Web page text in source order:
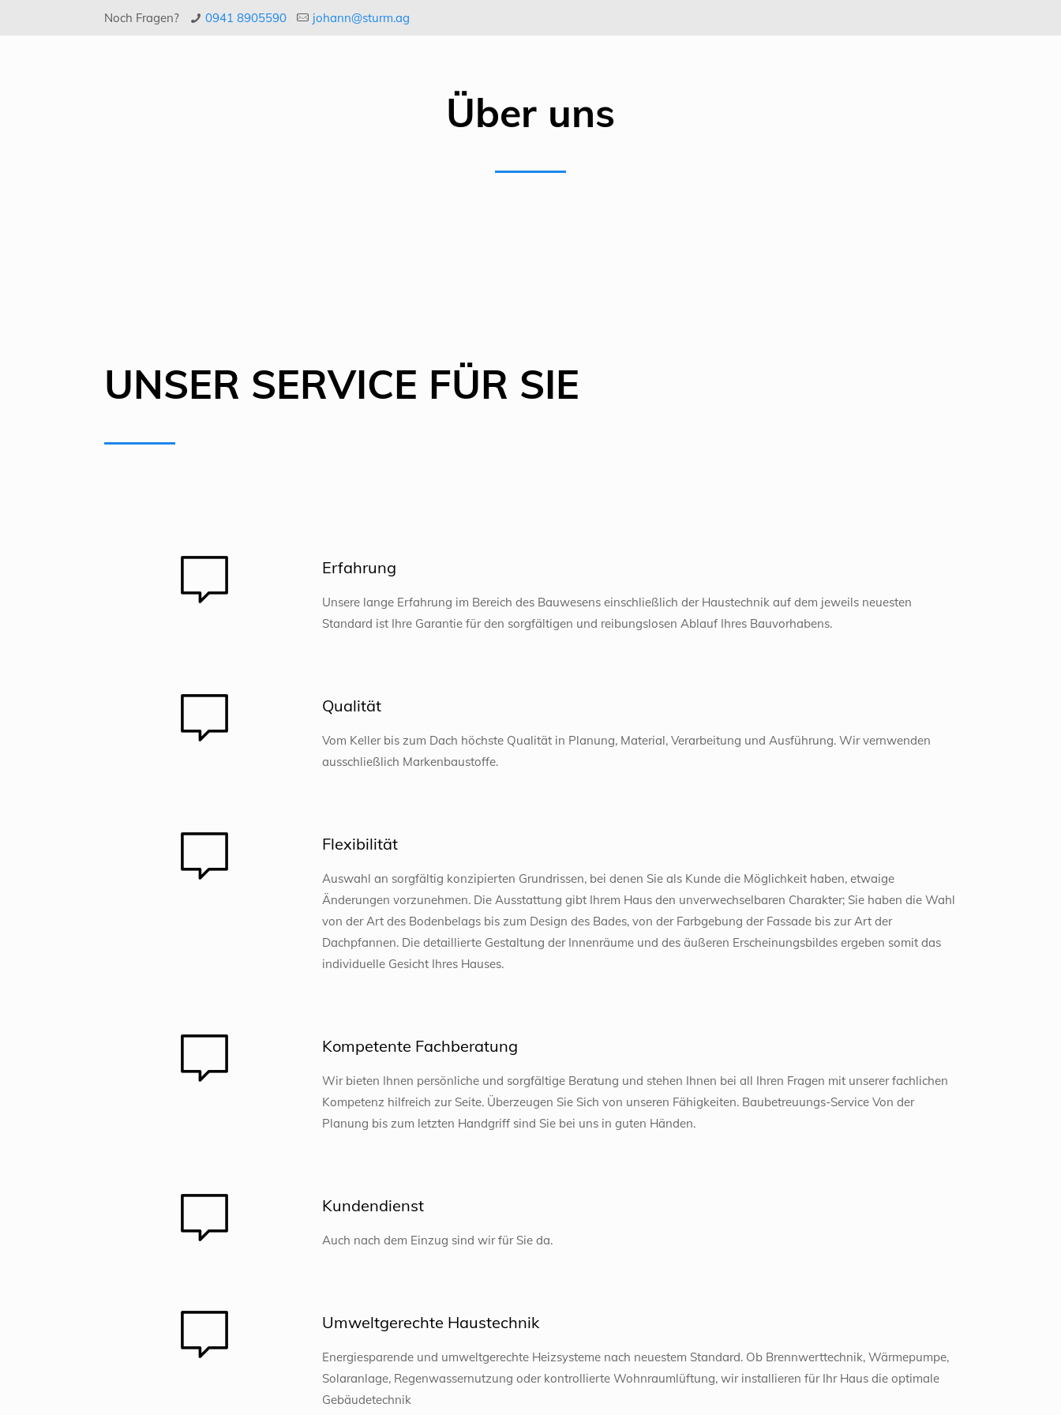
Noch Fragen? 0941 8905590 johann@sturm.ag
Über uns
UNSER SERVICE FÜR SIE
Erfahrung
Unsere lange Erfahrung im Bereich des Bauwesens einschließlich der Haustechnik auf dem jeweils neuesten
Standard ist Ihre Garantie für den sorgfältigen und reibungslosen Ablauf Ihres Bauvorhabens.
Qualität
Vom Keller bis zum Dach höchste Qualität in Planung, Material, Verarbeitung und Ausführung. Wir vernwenden
ausschließlich Markenbaustoffe.
Flexibilität
Auswahl an sorgfältig konzipierten Grundrissen, bei denen Sie als Kunde die Möglichkeit haben, etwaige
Änderungen vorzunehmen. Die Ausstattung gibt Ihrem Haus den unverwechselbaren Charakter; Sie haben die Wahl
von der Art des Bodenbelags bis zum Design des Bades, von der Farbgebung der Fassade bis zur Art der
Dachpfannen. Die detaillierte Gestaltung der Innenräume und des äußeren Erscheinungsbildes ergeben somit das
individuelle Gesicht Ihres Hauses.
Kompetente Fachberatung
Wir bieten Ihnen persönliche und sorgfältige Beratung und stehen Ihnen bei all Ihren Fragen mit unserer fachlichen
Kompetenz hilfreich zur Seite. Überzeugen Sie Sich von unseren Fähigkeiten. Baubetreuungs-Service Von der
Planung bis zum letzten Handgriff sind Sie bei uns in guten Händen.
Kundendienst
Auch nach dem Einzug sind wir für Sie da.
Umweltgerechte Haustechnik
Energiesparende und umweltgerechte Heizsysteme nach neuestem Standard. Ob Brennwerttechnik, Wärmepumpe,
Solaranlage, Regenwassernutzung oder kontrollierte Wohnraumlüftung, wir installieren für Ihr Haus die optimale
Gebäudetechnik